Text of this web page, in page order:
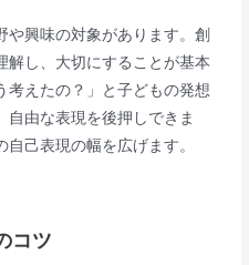
や興味の対象があります。創
解し、大切にすることが基本
考えたの？」と子どもの発想
自由な表現を後押しできま
己表現の幅を広げます。
コツ